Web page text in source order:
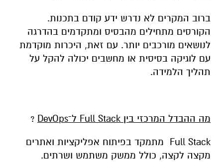
ברוב המקרים לא נדרש ידע קודם בתכנות.
הקורסים מתחילים מהבסיס ומתקדמים בהדרגה
לנושאים מורכבים יותר. עם זאת, היכרות מוקדמת
עם לוגיקה בסיסית או מחשבים יכולה להקל על
תהליך הלמידה.
מה ההבדל המרכזי בין ל־DevOps
?
Full Stack
מתמקד בפיתוח אפליקציות ואתרים
מקצה לקצה, כולל ממשק משתמש ושרתים.